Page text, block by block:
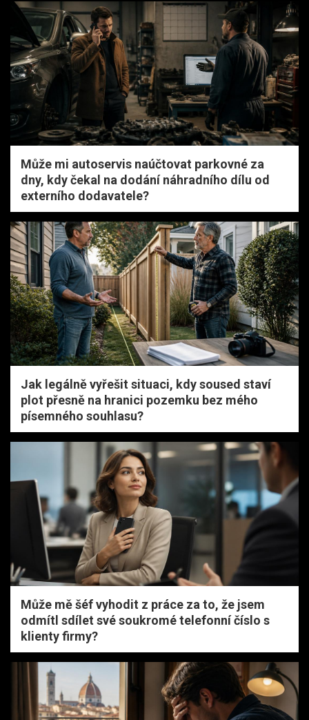
Může mi autoservis naúčtovat parkovné za
dny, kdy čekal na dodání náhradního dílu od
externího dodavatele?
Jak legálně vyřešit situaci, kdy soused staví
plot přesně na hranici pozemku bez mého
písemného souhlasu?
Může mě šéf vyhodit z práce za to, že jsem
odmítl sdílet své soukromé telefonní číslo s
klienty firmy?